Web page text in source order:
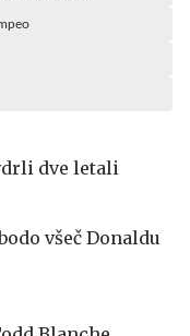
dve letali
všeč Donaldu